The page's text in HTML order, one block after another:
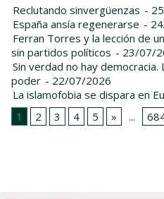
Reclutando sinvergüenzas -
España ansía regenerarse -
Ferran Torres y la lección de
sin partidos políticos - 23/07/
Sin verdad no hay
poder - 22/07/2026
La islamofobia se dispara en
1
2 3 4 5 » ...